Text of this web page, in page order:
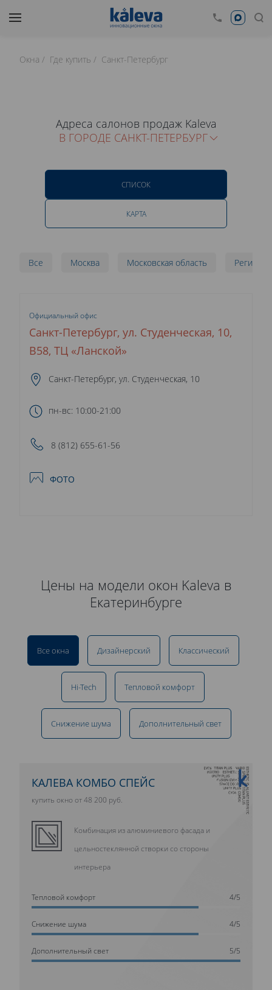
Окна Где купить Санкт-Петербург
Адреса салонов продаж Kaleva
В ГОРОДЕ САНКТ-ПЕТЕРБУРГ
СПИСОК
КАРТА
Все Москва Московская область Регионы
Официальный офис
Санкт-Петербург, ул. Студенческая, 10,
В58, ТЦ «Ланской»
Санкт-Петербург, ул. Студенческая, 10
пн-вс: 10:00-21:00
8 (812) 655-61-56
ФОТО
Цены на модели окон Kaleva в
Екатеринбурге
Все окна Дизайнерский Классический
Hi-Tech Тепловой комфорт
Снижение шума Дополнительный свет
10 ЛЕТ ГАРАНТИИ
КАЛЕВА КОМБО СПЕЙС
купить окно от 48 200 руб.
Комбинация из алюминиевого фасада и
цельностеклянной створки со стороны
интерьера
Тепловой комфорт 4/5
Cнижение шума 4/5
Дополнительный свет 5/5